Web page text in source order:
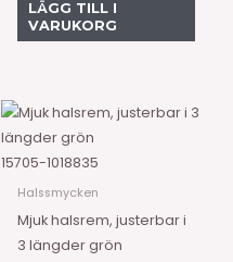
LÄGG TILL I
VARUKORG
15705-1018835
Halssmycken
Mjuk halsrem, justerbar i
3 längder grön